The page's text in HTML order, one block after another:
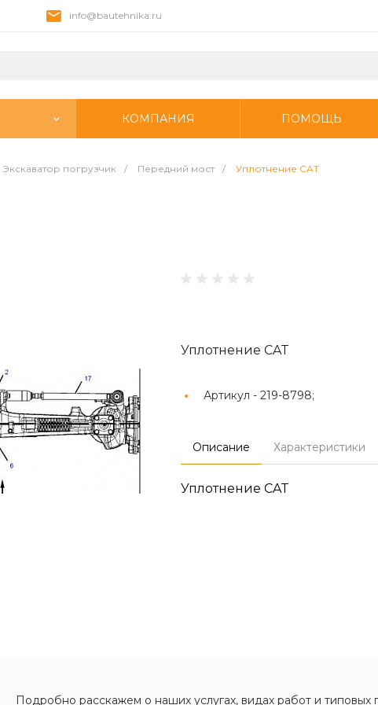
info@bautehnika.ru
КОМПАНИЯ ПОМОЩЬ
Экскаватор погрузчик / Передний мост / Уплотнение CAT
Уплотнение CAT
Артикул - 219-8798;
Описание Характеристики
Уплотнение CAT
Подробно расскажем о наших услугах, видах работ и типовых